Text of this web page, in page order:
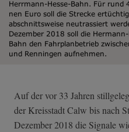
Auf der vor 33 Jahren
der Kreisstadt Calw bis nach
Dezember 2018 die Signale